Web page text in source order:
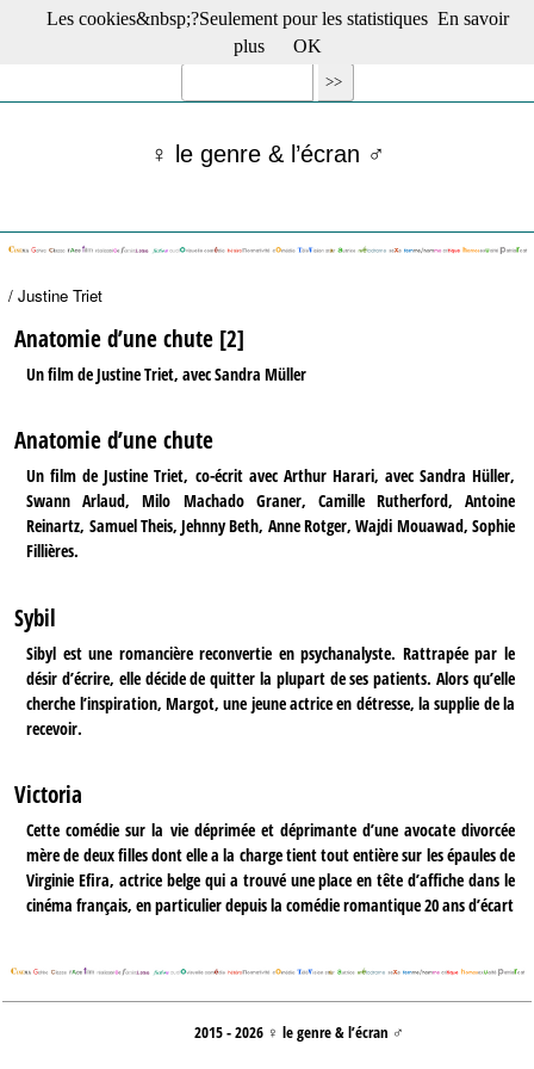
☰ Menu
Films récents
Films -TV/plates-formes
Archives
S’abonner à la Lettre !
♀ le genre & l’écran ♂
/ Justine Triet
Anatomie d’une chute [2]
Un film de Justine Triet, avec Sandra Müller
Anatomie d’une chute
Un film de Justine Triet, co-écrit avec Arthur Harari, avec Sandra Hüller,
Swann Arlaud, Milo Machado Graner, Camille Rutherford, Antoine
Reinartz, Samuel Theis, Jehnny Beth, Anne Rotger, Wajdi Mouawad, Sophie
Fillières.
Sybil
Sibyl est une romancière reconvertie en psychanalyste. Rattrapée par le
désir d’écrire, elle décide de quitter la plupart de ses patients. Alors qu’elle
cherche l’inspiration, Margot, une jeune actrice en détresse, la supplie de la
recevoir.
Victoria
Cette comédie sur la vie déprimée et déprimante d’une avocate divorcée
mère de deux filles dont elle a la charge tient tout entière sur les épaules de
Virginie Efira, actrice belge qui a trouvé une place en tête d’affiche dans le
cinéma français, en particulier depuis la comédie romantique 20 ans d’écart
2015 - 2026 ♀ le genre & l’écran ♂
Les cookies&nbsp;?Seulement pour les statistiques En savoir
plus
OK